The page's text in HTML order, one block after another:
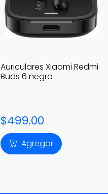
Auriculares Xiaomi Redmi
Buds 6 negro
$499.00
Agregar